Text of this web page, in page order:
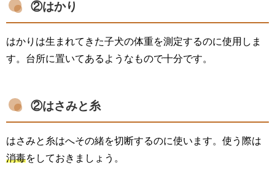
②はかり
はかりは生まれてきた子犬の体重を測定するのに使用しま
す。台所に置いてあるようなもので十分です。
②はさみと糸
はさみと糸はへその緒を切断するのに使います。使う際は
消毒をしておきましょう。